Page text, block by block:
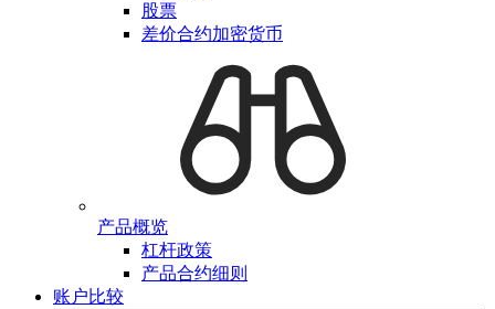
股票
差价合约加密货币
产品概览
杠杆政策
产品合约细则
账户比较